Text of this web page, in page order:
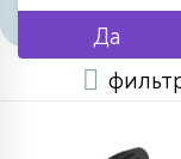
Да